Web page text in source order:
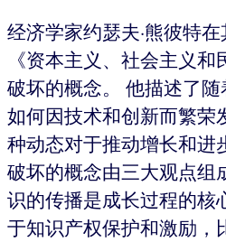
经济学家约瑟夫·熊彼特
《资本主义、社会主义
破坏的概念。 他描述了
如何因技术和创新而繁荣
种动态对于推动增长和进
破坏的概念由三大观点组
识的传播是成长过程的核
于知识产权保护和激励，